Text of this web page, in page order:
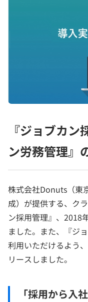
『ジョブカ
ン労務管理』
株式会社Donuts（東
成）が提供する、ク
ン採用管理』、2018
ました。また、『ジ
利用いただけるよう
リースしました。
「採用から入